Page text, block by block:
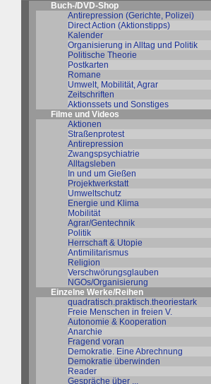
Buch-/DVD-Shop
Antirepression (Gerichte, Polizei)
Direct Action (Aktionstipps)
Kalender
Organisierung in Alltag und Politik
Politische Theorie
Postkarten
Romane
Umwelt, Mobilität, Agrar
Zeitschriften
Aktionssets und Sonstiges
Filme und Videos
Aktionen
Straßenprotest
Antirepression
Zwangspsychiatrie
Alltagsleben
In und um Gießen
Projektwerkstatt
Umweltschutz
Energie und Klima
Mobilität
Agrar/Gentechnik
Politik
Herrschaft & Utopie
Antimilitarismus
Religion
Verschwörungsglauben
NGOs/Organisierung
Einzelne Werke/Reihen
quadratisch.praktisch.theoriestark
Freie Menschen in freien V.
Autonomie & Kooperation
Anarchie
Fragend voran
Demokratie. Eine Abrechnung
Demokratie überwinden
Reader
Gespräche über ...